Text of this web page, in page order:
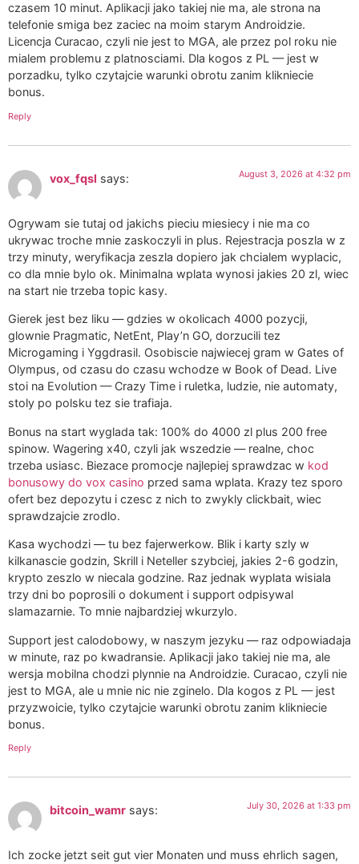
czasem 10 minut. Aplikacji jako takiej nie ma, ale strona na
telefonie smiga bez zaciec na moim starym Androidzie.
Licencja Curacao, czyli nie jest to MGA, ale przez pol roku nie
mialem problemu z platnosciami. Dla kogos z PL — jest w
porzadku, tylko czytajcie warunki obrotu zanim klikniecie
bonus.
Reply
vox_fqsl says: August 3, 2026 at 4:32 pm
Ogrywam sie tutaj od jakichs pieciu miesiecy i nie ma co
ukrywac troche mnie zaskoczyli in plus. Rejestracja poszla w z
trzy minuty, weryfikacja zeszla dopiero jak chcialem wyplacic,
co dla mnie bylo ok. Minimalna wplata wynosi jakies 20 zl, wiec
na start nie trzeba topic kasy.
Gierek jest bez liku — gdzies w okolicach 4000 pozycji,
glownie Pragmatic, NetEnt, Play’n GO, dorzucili tez
Microgaming i Yggdrasil. Osobiscie najwiecej gram w Gates of
Olympus, od czasu do czasu wchodze w Book of Dead. Live
stoi na Evolution — Crazy Time i ruletka, ludzie, nie automaty,
stoly po polsku tez sie trafiaja.
Bonus na start wyglada tak: 100% do 4000 zl plus 200 free
spinow. Wagering x40, czyli jak wszedzie — realne, choc
trzeba usiasc. Biezace promocje najlepiej sprawdzac w kod
bonusowy do vox casino przed sama wplata. Krazy tez sporo
ofert bez depozytu i czesc z nich to zwykly clickbait, wiec
sprawdzajcie zrodlo.
Kasa wychodzi — tu bez fajerwerkow. Blik i karty szly w
kilkanascie godzin, Skrill i Neteller szybciej, jakies 2-6 godzin,
krypto zeszlo w niecala godzine. Raz jednak wyplata wisiala
trzy dni bo poprosili o dokument i support odpisywal
slamazarnie. To mnie najbardziej wkurzylo.
Support jest calodobowy, w naszym jezyku — raz odpowiadaja
w minute, raz po kwadransie. Aplikacji jako takiej nie ma, ale
wersja mobilna chodzi plynnie na Androidzie. Curacao, czyli nie
jest to MGA, ale u mnie nic nie zginelo. Dla kogos z PL — jest
przyzwoicie, tylko czytajcie warunki obrotu zanim klikniecie
bonus.
Reply
bitcoin_wamr says: July 30, 2026 at 1:33 pm
Ich zocke jetzt seit gut vier Monaten und muss ehrlich sagen,